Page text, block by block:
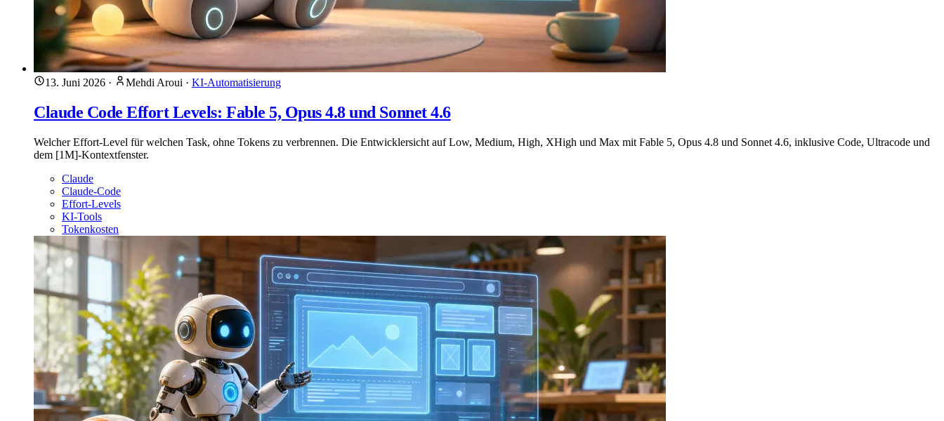
13. Juni 2026 · Mehdi Aroui · KI-Automatisierung
Claude Code Effort Levels: Fable 5, Opus 4.8 und Sonnet 4.6
Welcher Effort-Level für welchen Task, ohne Tokens zu verbrennen. Die Entwicklersicht auf Low, Medium, High, XHigh und Max mit Fable 5, Opus 4.8 und Sonnet 4.6, inklusive Code, Ultracode und
dem [1M]-Kontextfenster.
Claude
Claude-Code
Effort-Levels
KI-Tools
Tokenkosten